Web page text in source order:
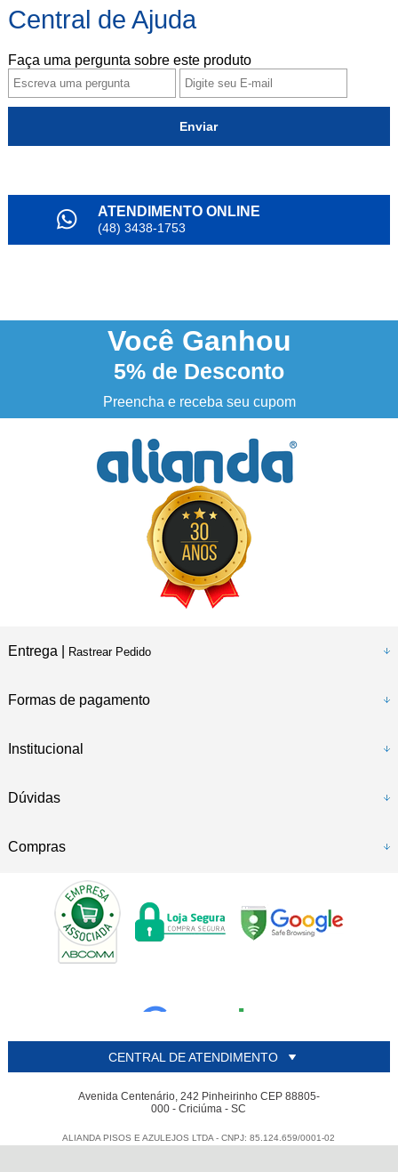
Central de Ajuda
Faça uma pergunta sobre este produto
Enviar
ATENDIMENTO ONLINE
(48) 3438-1753
NOSSO INSTAGRAM @alianda_oficial
3% DESCONTO à vista no boleto ou pix
Você Ganhou
5% de Desconto
Preencha e receba seu cupom
Entrega | Rastrear Pedido
Formas de pagamento
Institucional
Dúvidas
Compras
CENTRAL DE ATENDIMENTO
Avenida Centenário, 242 Pinheirinho CEP 88805-
000 - Criciúma - SC
ALIANDA PISOS E AZULEJOS LTDA - CNPJ: 85.124.659/0001-02